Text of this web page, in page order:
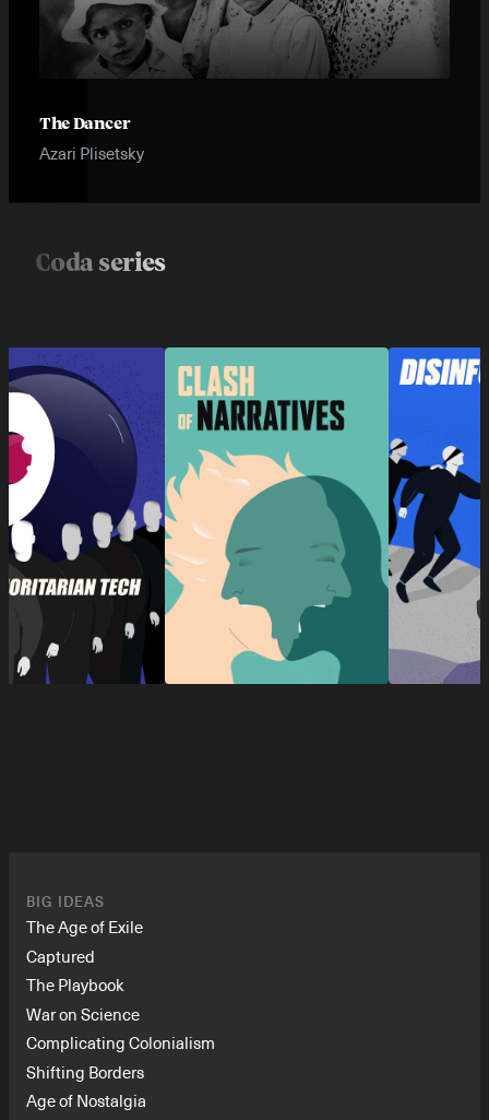
The Dancer
Azari Plisetsky
Coda series
BIG IDEAS
The Age of Exile
Captured
The Playbook
War on Science
Complicating Colonialism
Shifting Borders
Age of Nostalgia